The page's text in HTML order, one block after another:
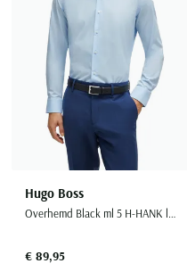
Thomas Maine
Tommy Hilfiger
Tramarossa
UBR
Vanguard
Wellington of Billmore
Xacus
Alle merken
Hugo Boss
Overhemd Black ml 5 H-HANK lichtblauw
€ 89,95